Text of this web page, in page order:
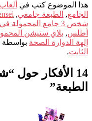
هذا الموضوع كتب في
الجامع, الطبعة جامعي,
شخص 3 جامع المحمولة في الطبعة
أطلس, بلاي ستيشن
إلهة الدوارة الصحة بواسطة
الثابت.
14 الأفكار حول “
الطبعة”